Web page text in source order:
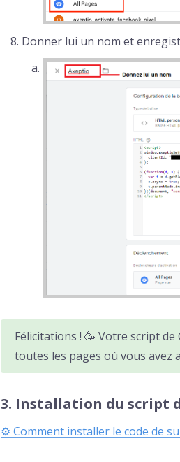
Donner lui un nom et
Félicitations ! 🥳 Votre script
toutes les pages où vous avez
3. Installation du script
⚙︎ Comment installer le code de